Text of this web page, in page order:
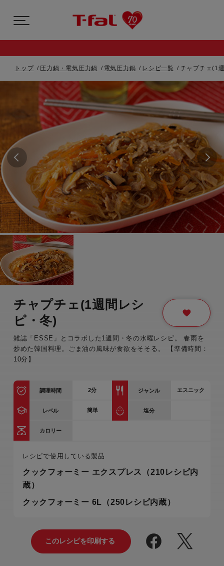
トップ 圧力鍋・電気圧力鍋 電気圧力鍋 レシピ一覧 チャプチェ(1
チャプチェ(1週間レシ
ピ・冬)
雑誌「ESSE」とコラボした1週間・冬の水曜レシピ。 春雨を
炒めた韓国料理。ごま油の風味が食欲をそそる。 【準備時間：
10分】
調理時間 2分 ジャンル エスニック
レベル 簡単 塩分
カロリー
レシピで使用している製品
クックフォーミー エクスプレス（210レシピ内
蔵）
クックフォーミー 6L（250レシピ内蔵）